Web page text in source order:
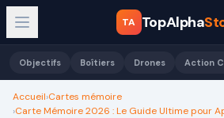
TA TopAlpha
Objectifs Boîtiers Drones Action
Accueil›Cartes mémoire
›Carte Mémoire 2026 : Le Guide Ultime pour